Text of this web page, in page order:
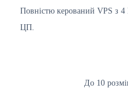
Повністю керований VPS з 4
ЦП.
До 10